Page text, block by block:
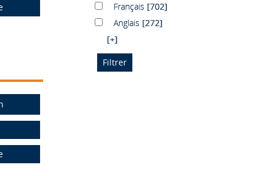
FrançaisFrançais [702]
AnglaisAnglais [272]
[+]